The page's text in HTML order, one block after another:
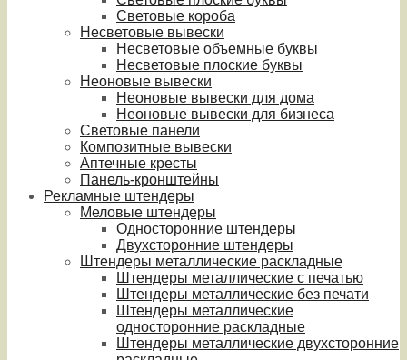
Световые короба
Несветовые вывески
Несветовые объемные буквы
Несветовые плоские буквы
Неоновые вывески
Неоновые вывески для дома
Неоновые вывески для бизнеса
Световые панели
Композитные вывески
Аптечные кресты
Панель-кронштейны
Рекламные штендеры
Меловые штендеры
Односторонние штендеры
Двухсторонние штендеры
Штендеры металлические раскладные
Штендеры металлические с печатью
Штендеры металлические без печати
Штендеры металлические
односторонние раскладные
Штендеры металлические двухсторонние